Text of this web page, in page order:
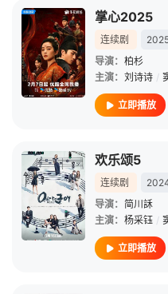
掌心2025
连续剧
导演： 柏杉
主演： 刘诗诗 /
立即播放
欢乐颂5
连续剧
导演： 简川訸
主演： 杨采钰 /
立即播放